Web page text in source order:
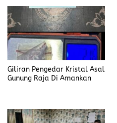
Giliran Pengedar Kristal Asal
Gunung Raja Di Amankan